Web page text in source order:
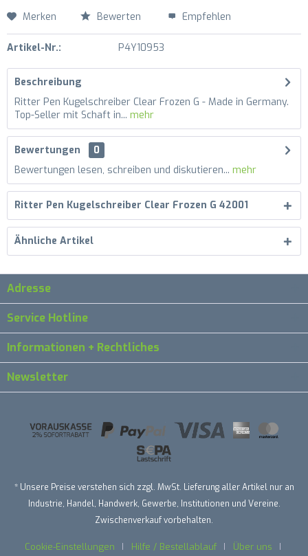
Merken Bewerten Empfehlen
Artikel-Nr.: P4Y10953
Beschreibung
Ritter Pen Kugelschreiber Clear Frozen G - Made in Germany.
Top-Seller mit Schaft in... mehr
Bewertungen
0
Bewertungen lesen, schreiben und diskutieren... mehr
Ritter Pen Kugelschreiber Clear Frozen G 42001
Ähnliche Artikel
Adresse
Service Hotline
Informationen + Rechtliches
Newsletter
* Unsere Preise verstehen sich zzgl. MwSt. Lieferung aller Artikel nur an
Industrie, Handel, Handwerk, Gewerbe, Institutionen und Vereine.
Zwischenverkauf vorbehalten.
Cookie-Einstellungen Hilfe / Bestellablauf Über uns